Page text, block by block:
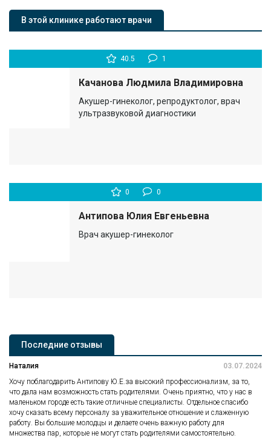
В этой клинике работают врачи
Качанова Людмила Владимировна
Акушер-гинеколог, репродуктолог, врач
ультразвуковой диагностики
40.5 1
Антипова Юлия Евгеньевна
Врач акушер-гинеколог
0 0
Последние отзывы
Наталия
03.07.2024
Хочу поблагодарить Антипову Ю.Е.за высокий профессионализм, за то,
что дала нам возможность стать родителями. Очень приятно, что у нас в
маленьком городе есть такие отличные специалисты. Отдельное спасибо
хочу сказать всему персоналу за уважительное отношение и слаженную
работу. Вы большие молодцы и делаете очень важную работу для
множества пар, которые не могут стать родителями самостоятельно.